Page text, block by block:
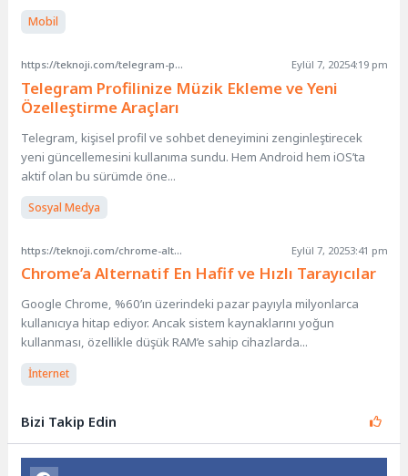
Mobil
https://teknoji.com/telegram-profil-muzik-ekleme/ Eylül 7, 20254:19 pm
Telegram Profilinize Müzik Ekleme ve Yeni
Özelleştirme Araçları
Telegram, kişisel profil ve sohbet deneyimini zenginleştirecek
yeni güncellemesini kullanıma sundu. Hem Android hem iOS’ta
aktif olan bu sürümde öne...
Sosyal Medya
https://teknoji.com/chrome-alternatif-hafif-ve-hizli-tarayicilar/ Eylül 7, 20253:41 pm
Chrome’a Alternatif En Hafif ve Hızlı Tarayıcılar
Google Chrome, %60’ın üzerindeki pazar payıyla milyonlarca
kullanıcıya hitap ediyor. Ancak sistem kaynaklarını yoğun
kullanması, özellikle düşük RAM’e sahip cihazlarda...
İnternet
Bizi Takip Edin